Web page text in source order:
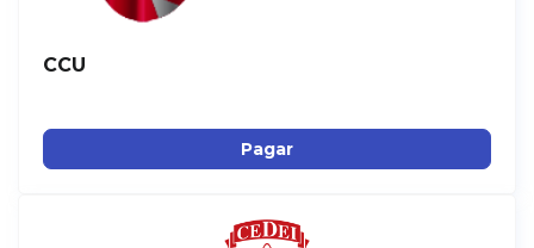
CCU
Pagar